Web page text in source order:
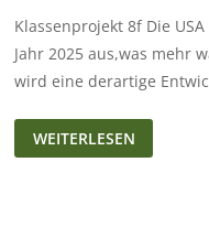
Klassenprojekt 8f Die
Jahr 2025 aus,was mehr
wird eine derartige
USA:
IMMER
MEHR
WEITERLESEN